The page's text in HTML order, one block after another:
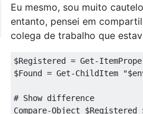
Eu mesmo, sou muito
entanto, pensei em
colega de trabalho que
$Registered = Get-
$Found = Get-ChildItem
# Show difference
Compare-Object $Registered